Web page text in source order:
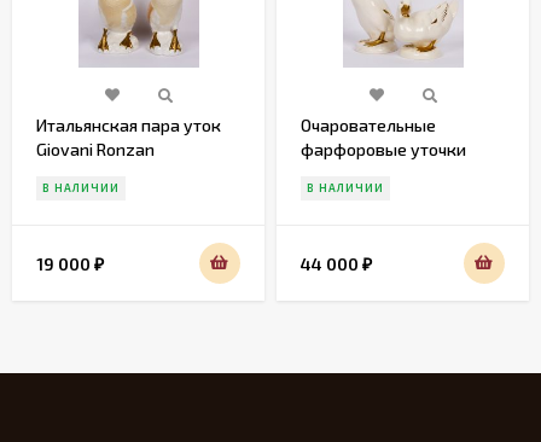
Итальянская пара уток
Giovani Ronzan
В НАЛИЧИИ
19 000 ₽
Очаровательные
фарфоровые уточки
В НАЛИЧИИ
44 000 ₽